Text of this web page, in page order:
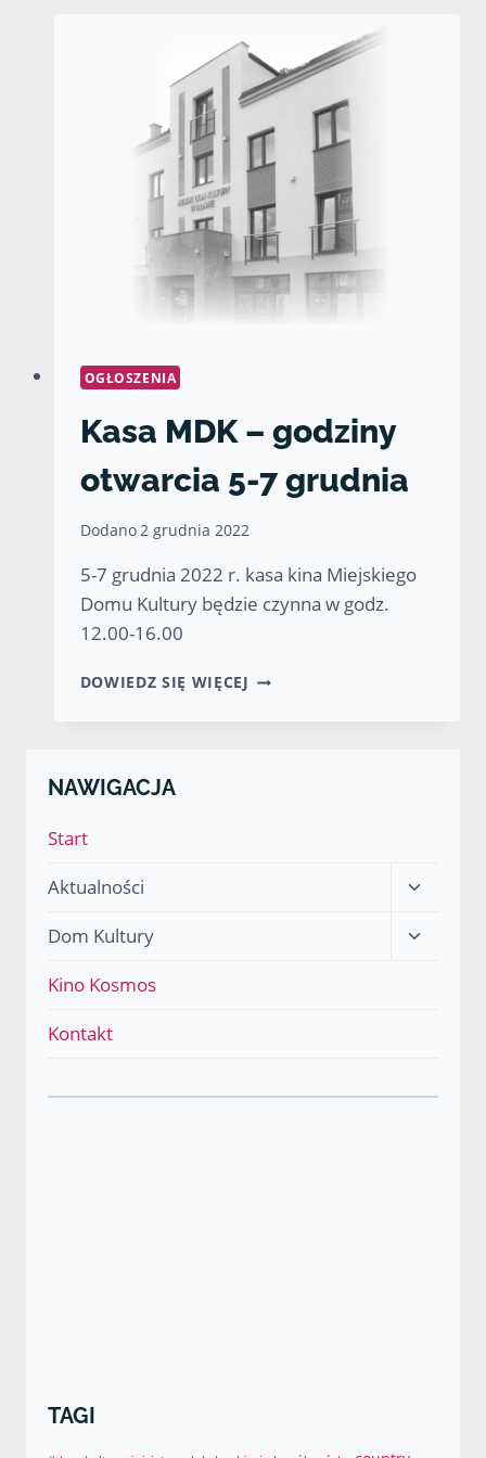
OGŁOSZENIA
Kasa MDK – godziny
otwarcia 5-7 grudnia
Dodano2 grudnia 2022
5-7 grudnia 2022 r. kasa kina Miejskiego
Domu Kultury będzie czynna w godz.
12.00-16.00
DOWIEDZ SIĘ WIĘCEJ KASA
NAWIGACJA
Start
Aktualności
Przełącz
Dom Kultury
Przełącz
Kino Kosmos
Kontakt
TAGI